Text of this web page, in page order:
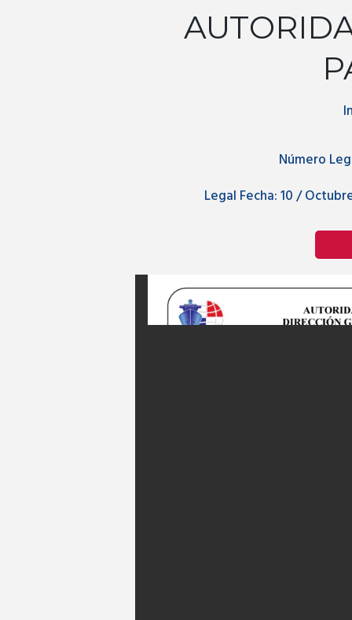
Número
Legal Fecha:10 /